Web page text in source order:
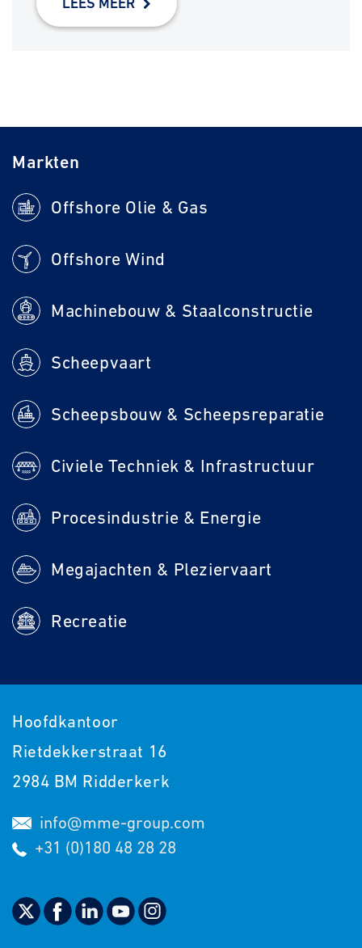
Hoofdkantoor
Rietdekkerstraat 16
2984 BM Ridderkerk
info@mme-group.com
+31 (0)180 48 28 28
Markten
Offshore Olie & Gas
Offshore Wind
Machinebouw & Staalconstructie
Scheepvaart
Scheepsbouw & Scheepsreparatie
Civiele Techniek & Infrastructuur
Procesindustrie & Energie
Megajachten & Pleziervaart
Recreatie